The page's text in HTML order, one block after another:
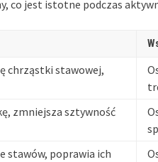
co jest istotne podczas
chrząstki stawowej,
zmniejsza sztywność
stawów, poprawia ich